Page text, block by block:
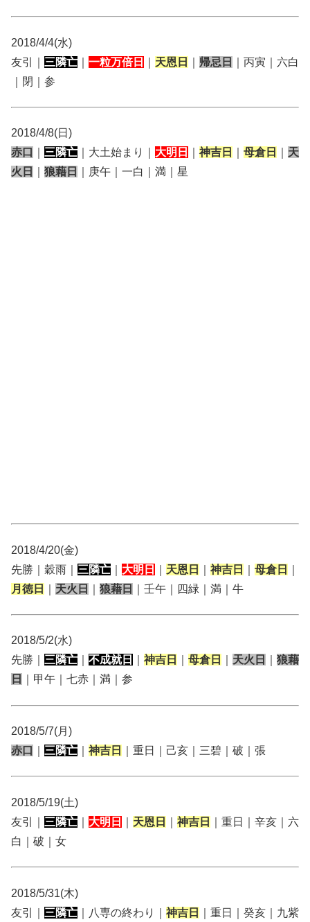
2018/4/4(水)
友引｜ 三隣亡 一粒万倍日 天恩日 帰忌日
｜丙寅｜六白
｜閉｜参
2018/4/8(日)
赤口
三隣亡 ｜大土始まり｜ 大明日 神吉日 母倉日
天
火日
狼藉日 ｜庚午｜一白｜満｜星
2018/4/20(金)
先勝｜穀雨｜ 三隣亡 大明日 天恩日 神吉日 母倉日
月徳日
天火日 狼藉日 ｜壬午｜四緑｜満｜牛
2018/5/2(水)
先勝｜ 三隣亡 不成就日 神吉日 母倉日 天火日
狼藉
日
｜甲午｜七赤｜満｜参
2018/5/7(月)
赤口
三隣亡 神吉日 ｜重日｜己亥｜三碧｜破｜張
2018/5/19(土)
友引｜ 三隣亡 大明日 天恩日 神吉日
｜重日｜辛亥｜六
白｜破｜女
2018/5/31(木)
友引｜ 三隣亡 ｜八専の終わり｜ 神吉日 ｜重日｜癸亥｜九紫